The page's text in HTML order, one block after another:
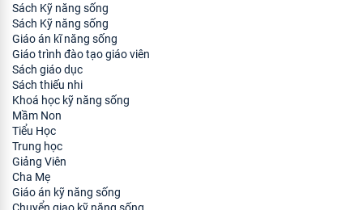
Sách Kỹ năng sống
Sách Kỹ năng sống
Giáo án kĩ năng sống
Giáo trình đào tạo giáo viên
Sách giáo dục
Sách thiếu nhi
Khoá học kỹ năng sống
Mầm Non
Tiểu Học
Trung học
Giảng Viên
Cha Mẹ
Giáo án kỹ năng sống
Chuyển giao kỹ năng sống